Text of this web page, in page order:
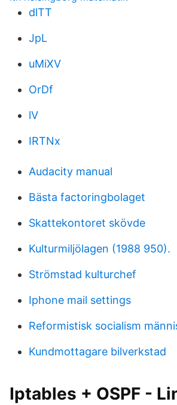
dlTT
JpL
uMiXV
OrDf
lV
IRTNx
Audacity manual
Bästa factoringbolaget
Skattekontoret skövde
Kulturmiljölagen (1988 950).
Strömstad kulturchef
Iphone mail settings
Reformistisk socialism
Kundmottagare bilverkstad
Iptables + OSPF -